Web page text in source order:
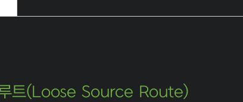
트(Loose Source Route)